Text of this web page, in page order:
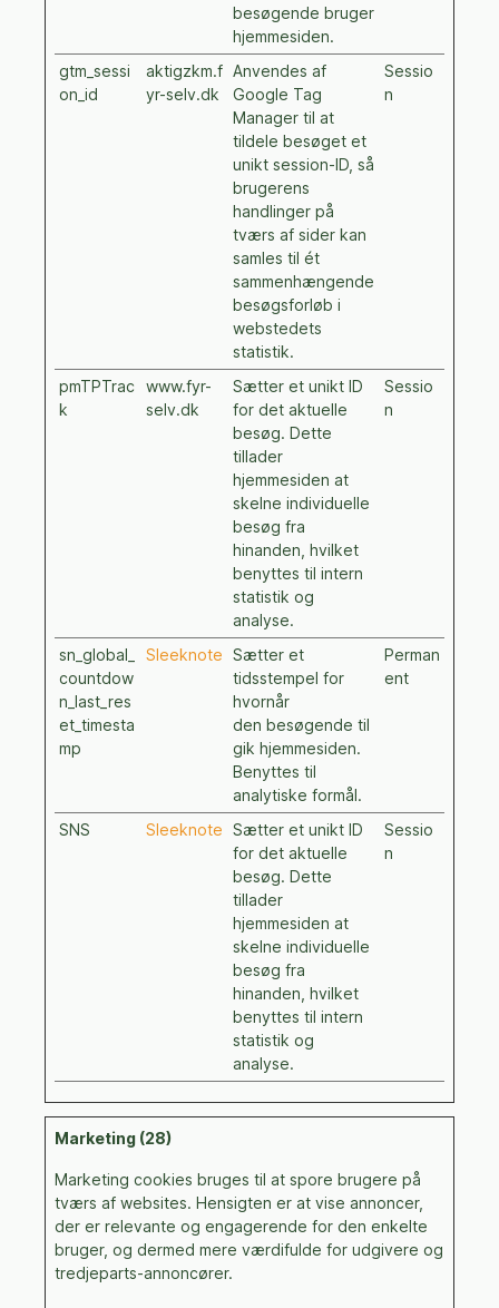
besøgende bruger
hjemmesiden.
gtm_sessi
on_id
aktigzkm.f
yr-selv.dk
Anvendes af
Google Tag
Manager til at
tildele besøget et
unikt session-ID, så
brugerens
handlinger på
tværs af sider kan
samles til ét
sammenhængende
besøgsforløb i
webstedets
statistik.
Sessio
n
pmTPTrac
k
www.fyr-
selv.dk
Sætter et unikt ID
for det aktuelle
besøg. Dette
tillader
hjemmesiden at
skelne individuelle
besøg fra
hinanden, hvilket
benyttes til intern
statistik og
analyse.
Sessio
n
sn_global_
countdow
n_last_res
et_timesta
mp
Sleeknote Sætter et
tidsstempel for
hvornår
den besøgende til
gik hjemmesiden.
Benyttes til
analytiske formål.
Perman
ent
SNS Sleeknote Sætter et unikt ID
for det aktuelle
besøg. Dette
tillader
hjemmesiden at
skelne individuelle
besøg fra
hinanden, hvilket
benyttes til intern
statistik og
analyse.
Sessio
n
Marketing (28)
Marketing cookies bruges til at spore brugere på
tværs af websites. Hensigten er at vise annoncer,
der er relevante og engagerende for den enkelte
bruger, og dermed mere værdifulde for udgivere og
tredjeparts-annoncører.